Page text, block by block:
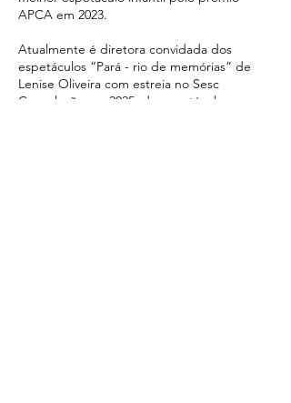
APCA em 2023.
Atualmente é diretora convidada dos
espetáculos “Pará - rio de memórias” de
Lenise Oliveira com estreia no Sesc
Consolação em 2025, do espetáculo